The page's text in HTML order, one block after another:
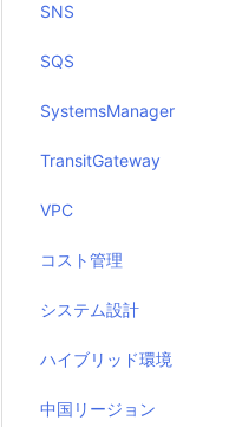
SNS
SQS
SystemsManager
TransitGateway
VPC
コスト管理
システム設計
ハイブリッド環境
中国リージョン